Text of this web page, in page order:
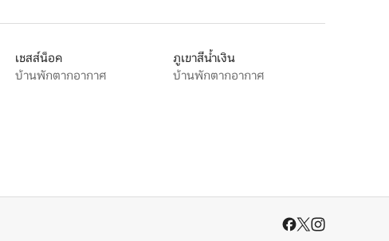
เชสส์น็อค
บ้านพักตากอากาศ
ภูเขาสีน้ำเงิน
บ้านพักตากอากาศ